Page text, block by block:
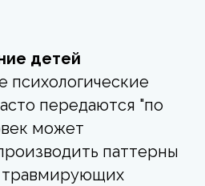
детей
психологические
передаются "по
может
паттерны
травмирующих